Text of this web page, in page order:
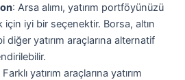
: Arsa alımı, yatırım portföyünüzü
iyi bir seçenektir. Borsa, altın
yatırım araçlarına alternatif
Farklı yatırım araçlarına yatırım